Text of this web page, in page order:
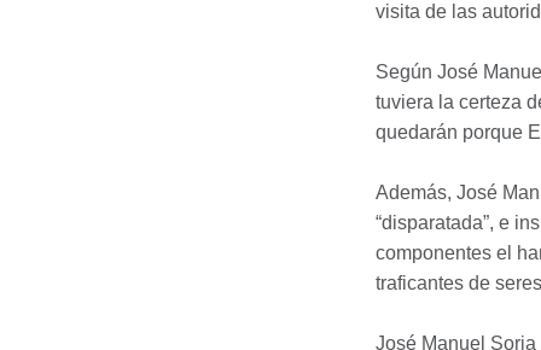
visita de las
Según José
tuviera la certeza
quedarán porque
Además, José
“disparatada”, e
componentes el
traficantes de
José Manuel Soria